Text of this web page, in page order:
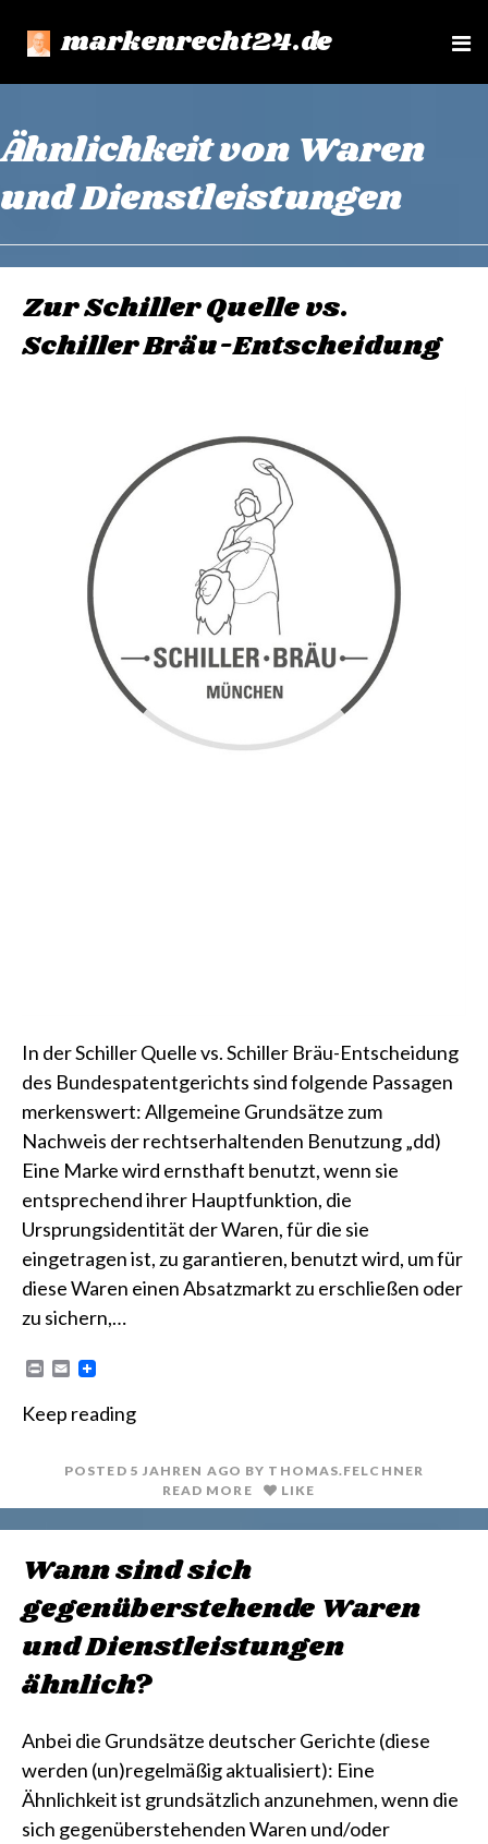
markenrecht24.de
e
Ähnlichkeit von Waren
und Dienstleistungen
Zur Schiller Quelle vs.
Schiller Bräu-Entscheidung
In der Schiller Quelle vs. Schiller Bräu-Entscheidung
des Bundespatentgerichts sind folgende Passagen
merkenswert: Allgemeine Grundsätze zum
Nachweis der rechtserhaltenden Benutzung „dd)
Eine Marke wird ernsthaft benutzt, wenn sie
entsprechend ihrer Hauptfunktion, die
Ursprungsidentität der Waren, für die sie
eingetragen ist, zu garantieren, benutzt wird, um für
diese Waren einen Absatzmarkt zu erschließen oder
zu sichern,…
P
n
E
i
Keep reading
POSTED 5 JAHREN AGO BY THOMAS.FELCHNER
READ MORE
LIKE
Wann sind sich
gegenüberstehende Waren
und Dienstleistungen
ähnlich?
Anbei die Grundsätze deutscher Gerichte (diese
werden (un)regelmäßig aktualisiert): Eine
Ähnlichkeit ist grundsätzlich anzunehmen, wenn die
sich gegenüberstehenden Waren und/oder